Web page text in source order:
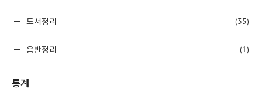
도서정리 (35)
음반정리 (1)
통계